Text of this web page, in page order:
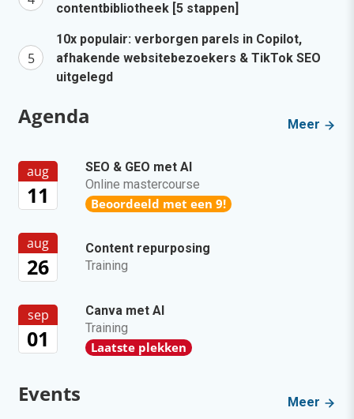
contentbibliotheek [5 stappen]
10x populair: verborgen parels in Copilot,
afhakende websitebezoekers & TikTok SEO
uitgelegd
Agenda Meer
aug
11
SEO & GEO met AI
Online mastercourse
Beoordeeld met een 9!
aug
26
Content repurposing
Training
sep
01
Canva met AI
Training
Laatste plekken
Events Meer